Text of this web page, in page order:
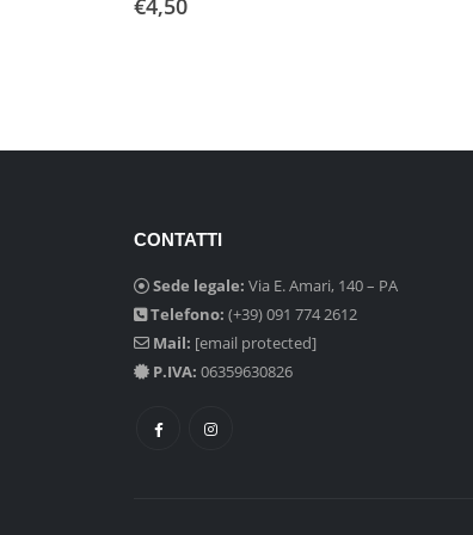
€4,50
CONTATTI
Sede legale: Via E. Amari, 140 – PA
Telefono: (+39) 091 774 2612
Mail: [email protected]
P.IVA: 06359630826